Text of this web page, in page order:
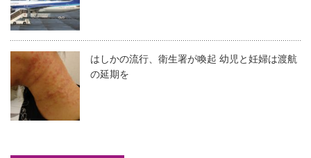
はしかの流行、衛生署が喚起 幼児と妊婦は渡航
の延期を